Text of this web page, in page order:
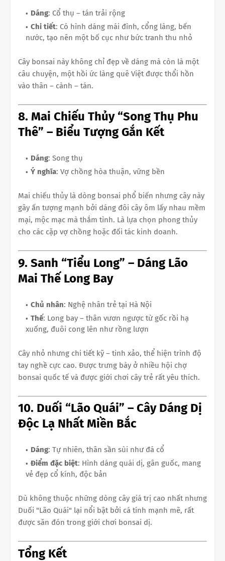
Dáng: Cổ thụ – tán trải rộng
Chi tiết: Có hình dáng mái đình, cổng làng, bến
nước, tạo nên một bố cục như bức tranh thu nhỏ
Cây bonsai này không chỉ đẹp về dáng mà còn là một
câu chuyện, một hồi ức làng quê Việt được thổi hồn
vào thân – cành – tán.
8. Mai Chiếu Thủy “Song Thụ Phu
Thê” – Biểu Tượng Gắn Kết
Dáng: Song thụ
Ý nghĩa: Vợ chồng hòa thuận, vững bền
Mai chiếu thủy là dòng bonsai phổ biến nhưng cây này
gây ấn tượng mạnh bởi dáng đôi cây ôm lấy nhau mềm
mại, mộc mạc mà thắm tình. Là lựa chọn phong thủy
cho các cặp vợ chồng hoặc đối tác kinh doanh.
9. Sanh “Tiểu Long” – Dáng Lão
Mai Thế Long Bay
Chủ nhân: Nghệ nhân trẻ tại Hà Nội
Thế: Long bay – thân vươn ngược từ gốc rồi hạ
xuống, đuôi cong lên như rồng lượn
Cây nhỏ nhưng chi tiết kỹ – tinh xảo, thể hiện trình độ
tay nghề cực cao. Được trưng bày ở nhiều hội chợ
bonsai quốc tế và được giới chơi cây trẻ rất yêu thích.
10. Duối “Lão Quái” – Cây Dáng Dị
Độc Lạ Nhất Miền Bắc
Dáng: Tự nhiên, thân sần sùi như đá cổ
Điểm đặc biệt: Hình dáng quái dị, gân guốc, mang
vẻ đẹp cổ kính, độc bản
Dù không thuộc những dòng cây giá trị cao nhất nhưng
Duối "Lão Quái" lại nổi bật bởi cá tính mạnh mẽ, rất
được săn đón trong giới chơi bonsai dị.
Tổng Kết